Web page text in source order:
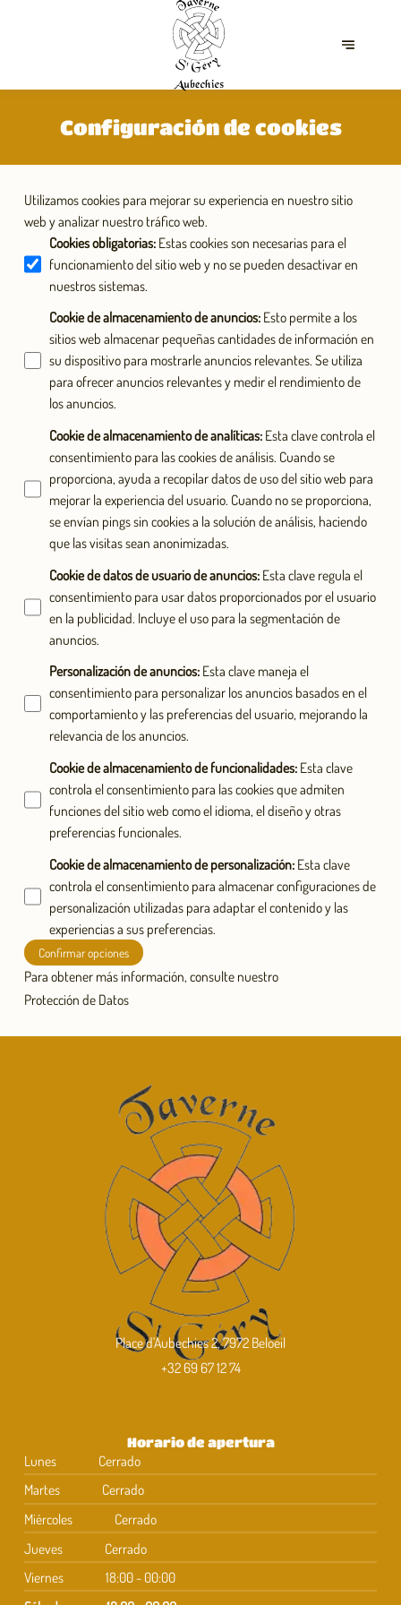
Configuración de cookies
Utilizamos cookies para mejorar su experiencia en nuestro sitio
web y analizar nuestro tráfico web.
Cookies obligatorias: Estas cookies son necesarias para el
funcionamiento del sitio web y no se pueden desactivar en
nuestros sistemas.
Cookie de almacenamiento de anuncios: Esto permite a los
sitios web almacenar pequeñas cantidades de información en
su dispositivo para mostrarle anuncios relevantes. Se utiliza
para ofrecer anuncios relevantes y medir el rendimiento de
los anuncios.
Cookie de almacenamiento de analíticas: Esta clave controla el
consentimiento para las cookies de análisis. Cuando se
proporciona, ayuda a recopilar datos de uso del sitio web para
mejorar la experiencia del usuario. Cuando no se proporciona,
se envían pings sin cookies a la solución de análisis, haciendo
que las visitas sean anonimizadas.
Cookie de datos de usuario de anuncios: Esta clave regula el
consentimiento para usar datos proporcionados por el usuario
en la publicidad. Incluye el uso para la segmentación de
anuncios.
Personalización de anuncios: Esta clave maneja el
consentimiento para personalizar los anuncios basados en el
comportamiento y las preferencias del usuario, mejorando la
relevancia de los anuncios.
Cookie de almacenamiento de funcionalidades: Esta clave
controla el consentimiento para las cookies que admiten
funciones del sitio web como el idioma, el diseño y otras
preferencias funcionales.
Cookie de almacenamiento de personalización: Esta clave
controla el consentimiento para almacenar configuraciones de
personalización utilizadas para adaptar el contenido y las
experiencias a sus preferencias.
Confirmar opciones
Para obtener más información, consulte nuestro
Protección de Datos
Place d'Aubechies 2, 7972 Beloeil
+32 69 67 12 74
Horario de apertura
Lunes
Cerrado
Martes
Cerrado
Miércoles
Cerrado
Jueves
Cerrado
Viernes
18:00 - 00:00